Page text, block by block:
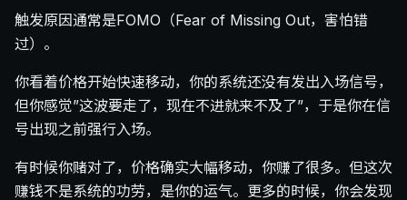
触发原因通常是FOMO（Fear of Missing Out，害怕错
过）。
你看着价格开始快速移动，你的系统还没有发出入场信号，
但你感觉”这波要走了，现在不进就来不及了”，于是你在信
号出现之前强行入场。
有时候你赌对了，价格确实大幅移动，你赚了很多。但这次
赚钱不是系统的功劳，是你的运气。更多的时候，你会发现